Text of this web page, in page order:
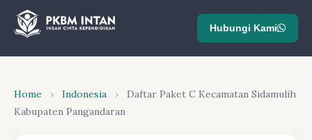
Hubungi Kami
Home › Indonesia ›
Daftar Paket C Kecamatan Sidamulih
Kabupaten Pangandaran